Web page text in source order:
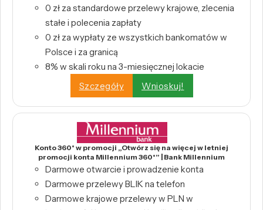
0 zł za standardowe przelewy krajowe, zlecenia
stałe i polecenia zapłaty
0 zł za wypłaty ze wszystkich bankomatów w
Polsce i za granicą
8% w skali roku na 3-miesięcznej lokacie
Szczegóły
Wnioskuj!
Konto 360° w promocji „Otwórz się na więcej w letniej
promocji konta Millennium 360°” | Bank Millennium
Darmowe otwarcie i prowadzenie konta
Darmowe przelewy BLIK na telefon
Darmowe krajowe przelewy w PLN w